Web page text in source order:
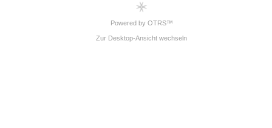
Powered by OTRS™
Zur Desktop-Ansicht wechseln